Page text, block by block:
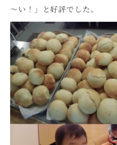
～い！」と好評でした。